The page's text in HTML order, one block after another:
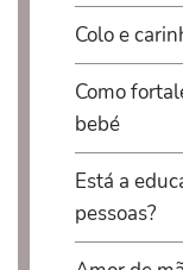
Colo e
Como
bebé
Está a
pessoas?